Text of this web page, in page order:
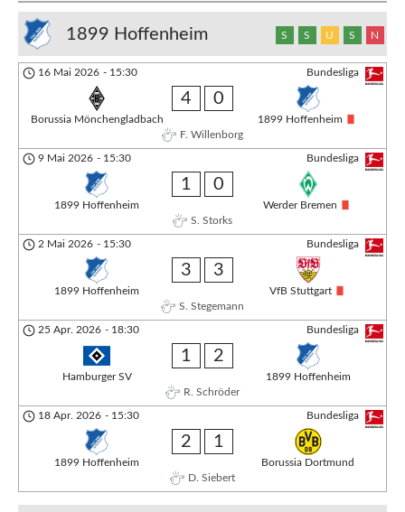
1899 Hoffenheim S S U S N
Bundesliga
16 Mai 2026 - 15:30
Borussia Mönchengladbach
4 0
1899 Hoffenheim
F. Willenborg
Bundesliga
9 Mai 2026 - 15:30
1899 Hoffenheim
1 0
Werder Bremen
S. Storks
Bundesliga
2 Mai 2026 - 15:30
1899 Hoffenheim
3 3
VfB Stuttgart
S. Stegemann
Bundesliga
25 Apr. 2026 - 18:30
Hamburger SV
1 2
1899 Hoffenheim
R. Schröder
Bundesliga
18 Apr. 2026 - 15:30
1899 Hoffenheim
2 1
Borussia Dortmund
D. Siebert